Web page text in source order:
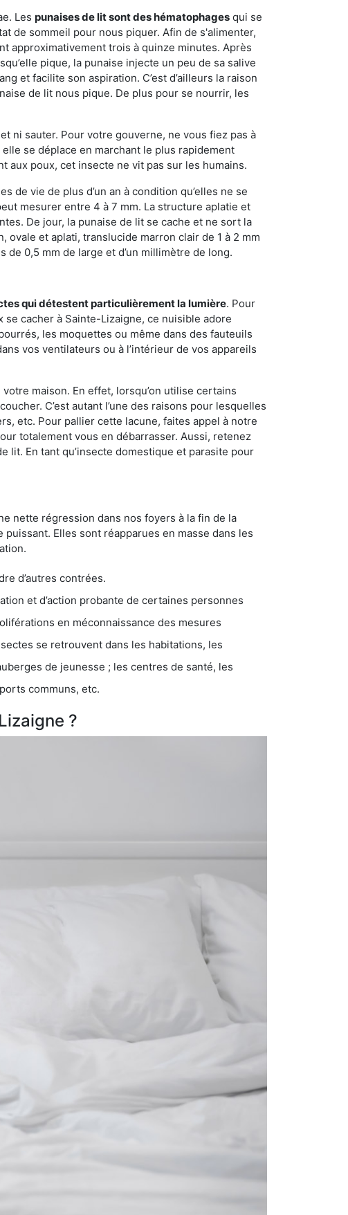
Les punaises de lit sont des hématophages qui se
de sommeil pour nous piquer. Afin de s'alimenter,
approximativement trois à quinze minutes. Après
pique, la punaise injecte un peu de sa salive
et facilite son aspiration. C’est d’ailleurs la raison
de lit nous pique. De plus pour se nourrir, les
ni sauter. Pour votre gouverne, ne vous fiez pas à
se déplace en marchant le plus rapidement
aux poux, cet insecte ne vit pas sur les humains.
vie de plus d’un an à condition qu’elles ne se
mesurer entre 4 à 7 mm. La structure aplatie et
De jour, la punaise de lit se cache et ne sort la
et aplati, translucide marron clair de 1 à 2 mm
0,5 mm de large et d’un millimètre de long.
qui détestent particulièrement la lumière. Pour
cacher à Sainte-Lizaigne, ce nuisible adore
les moquettes ou même dans des fauteuils
vos ventilateurs ou à l’intérieur de vos appareils
maison. En effet, lorsqu’on utilise certains
C’est autant l’une des raisons pour lesquelles
etc. Pour pallier cette lacune, faites appel à notre
totalement vous en débarrasser. Aussi, retenez
lit. En tant qu’insecte domestique et parasite pour
nette régression dans nos foyers à la fin de la
Elles sont réapparues en masse dans les
d’autres contrées.
et d’action probante de certaines personnes
en méconnaissance des mesures
se retrouvent dans les habitations, les
de jeunesse ; les centres de santé, les
communs, etc.
?